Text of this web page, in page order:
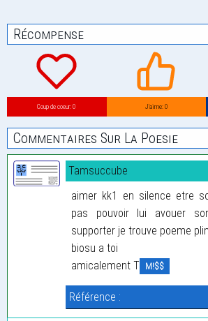
Récompense
Coup de coeur: 0 J’aime: 0
Commentaires Sur La Poesie
Tamsuccube
aimer kk1 en silence etre
pas pouvoir lui avouer
supporter je trouve poeme
biosu a toi
amicalement T M!$$
Référence :